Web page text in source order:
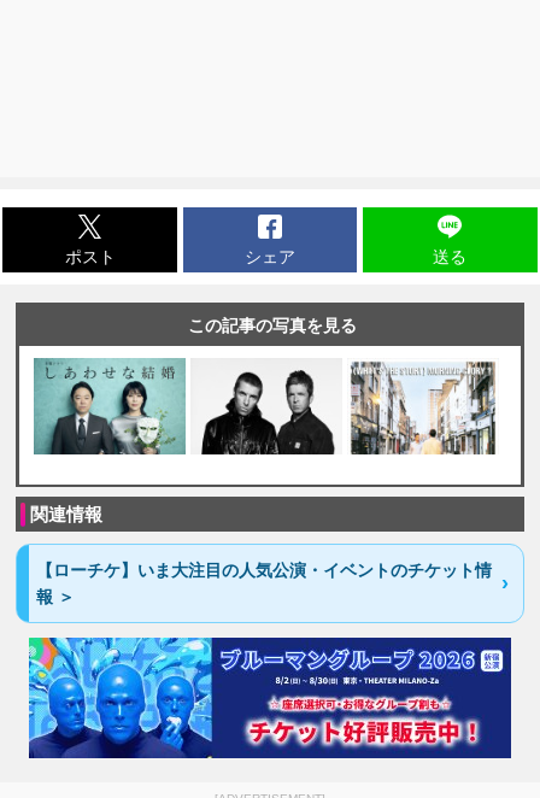
ポスト シェア 送る
この記事の写真を見る
関連情報
【ローチケ】いま大注目の人気公演・イベントのチケット情
報 ＞